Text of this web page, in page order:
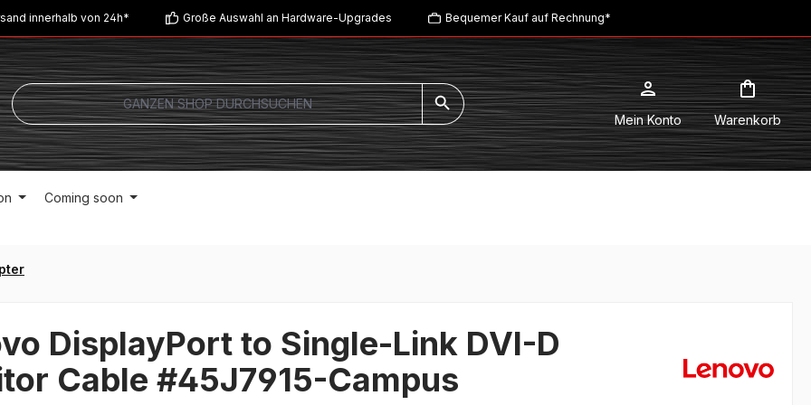
innerhalb von 24h* Große Auswahl an Hardware-Upgrades Bequemer Kauf auf Rechnung*
Mein Konto Warenkorb
Coming soon
DisplayPort to Single-Link DVI-D
Cable #45J7915-Campus